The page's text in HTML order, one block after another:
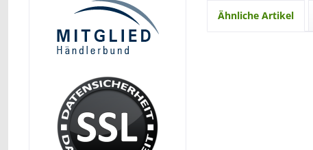
Ähnliche Artikel